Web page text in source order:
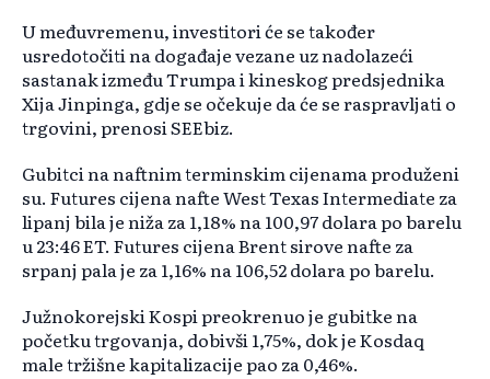
U međuvremenu, investitori će se također
usredotočiti na događaje vezane uz nadolazeći
sastanak između Trumpa i kineskog predsjednika
Xija Jinpinga, gdje se očekuje da će se raspravljati o
trgovini, prenosi SEEbiz.
Gubitci na naftnim terminskim cijenama produženi
su. Futures cijena nafte West Texas Intermediate za
lipanj bila je niža za 1,18% na 100,97 dolara po barelu
u 23:46 ET. Futures cijena Brent sirove nafte za
srpanj pala je za 1,16% na 106,52 dolara po barelu.
Južnokorejski Kospi preokrenuo je gubitke na
početku trgovanja, dobivši 1,75%, dok je Kosdaq
male tržišne kapitalizacije pao za 0,46%.